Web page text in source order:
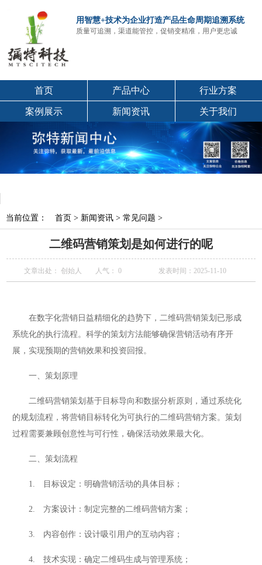
用智慧+技术为企业打造产品生命周期追溯系统
质量可追溯，渠道能管控，促销变精准，用户更忠诚
首页 产品中心 行业方案
案例展示 新闻资讯 关于我们
当前位置： 首页 > 新闻资讯 > 常见问题 >
二维码营销策划是如何进行的呢
文章出处： 创始人 人气： 0 发表时间：2025-11-10
在数字化营销日益精细化的趋势下，二维码营销策划已形成
系统化的执行流程。科学的策划方法能够确保营销活动有序开
展，实现预期的营销效果和投资回报。
一、策划原理
二维码营销策划基于目标导向和数据分析原则，通过系统化
的规划流程，将营销目标转化为可执行的二维码营销方案。策划
过程需要兼顾创意性与可行性，确保活动效果最大化。
二、策划流程
1. 目标设定：明确营销活动的具体目标；
2. 方案设计：制定完整的二维码营销方案；
3. 内容创作：设计吸引用户的互动内容；
4. 技术实现：确定二维码生成与管理系统；